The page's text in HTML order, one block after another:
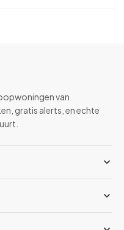
van
gratis alerts, en echte